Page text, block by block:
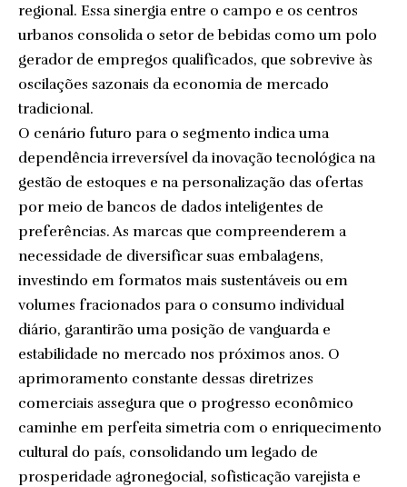
regional. Essa sinergia entre o campo e os centros
urbanos consolida o setor de bebidas como um polo
gerador de empregos qualificados, que sobrevive às
oscilações sazonais da economia de mercado
tradicional.
O cenário futuro para o segmento indica uma
dependência irreversível da inovação tecnológica na
gestão de estoques e na personalização das ofertas
por meio de bancos de dados inteligentes de
preferências. As marcas que compreenderem a
necessidade de diversificar suas embalagens,
investindo em formatos mais sustentáveis ou em
volumes fracionados para o consumo individual
diário, garantirão uma posição de vanguarda e
estabilidade no mercado nos próximos anos. O
aprimoramento constante dessas diretrizes
comerciais assegura que o progresso econômico
caminhe em perfeita simetria com o enriquecimento
cultural do país, consolidando um legado de
prosperidade agronegocial, sofisticação varejista e